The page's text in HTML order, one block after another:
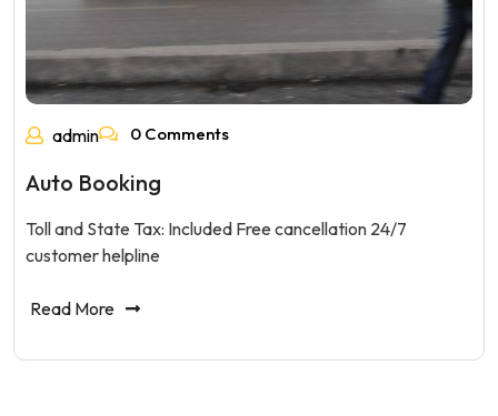
admin 0 Comments
Auto Booking
Toll and State Tax: Included Free cancellation 24/7
customer helpline
Read More